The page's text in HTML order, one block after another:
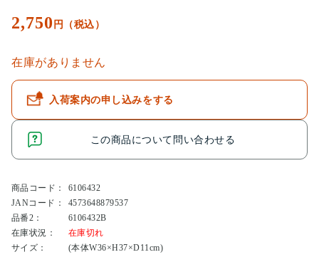
2,750 円（税込）
在庫がありません
入荷案内の申し込みをする
この商品について問い合わせる
商品コード：
6106432
JANコード：
4573648879537
品番2：
6106432B
在庫状況：
在庫切れ
サイズ：
(本体W36×H37×D11cm)